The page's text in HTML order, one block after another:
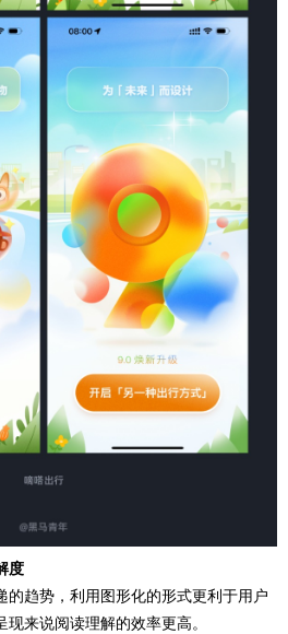
度
的趋势，利用图形化的形式更利于用户
来说阅读理解的效率更高。